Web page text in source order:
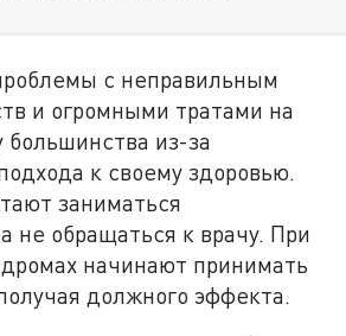
с неправильным
и огромными тратами на
большинства из-за
к своему здоровью.
заниматься
не обращаться к врачу. При
начинают принимать
должного эффекта.